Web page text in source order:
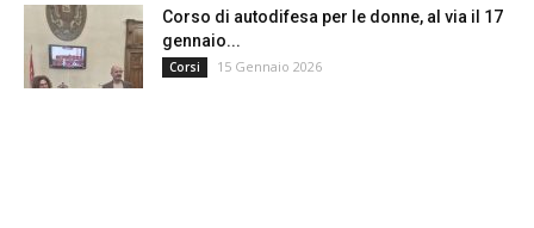
Corso di autodifesa per le donne, al via il 17
gennaio...
Corsi 15 Gennaio 2026